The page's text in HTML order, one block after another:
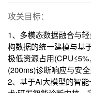
攻关目标：
1、多模态数据融合与
构数据的统一建模与基
极低资源占用
(200ms)诊断响应与安全
2、基于AI大模型的智